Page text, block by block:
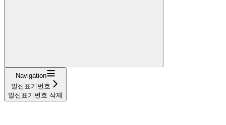
Navigation
발신표기번호
발신표기번호 삭제